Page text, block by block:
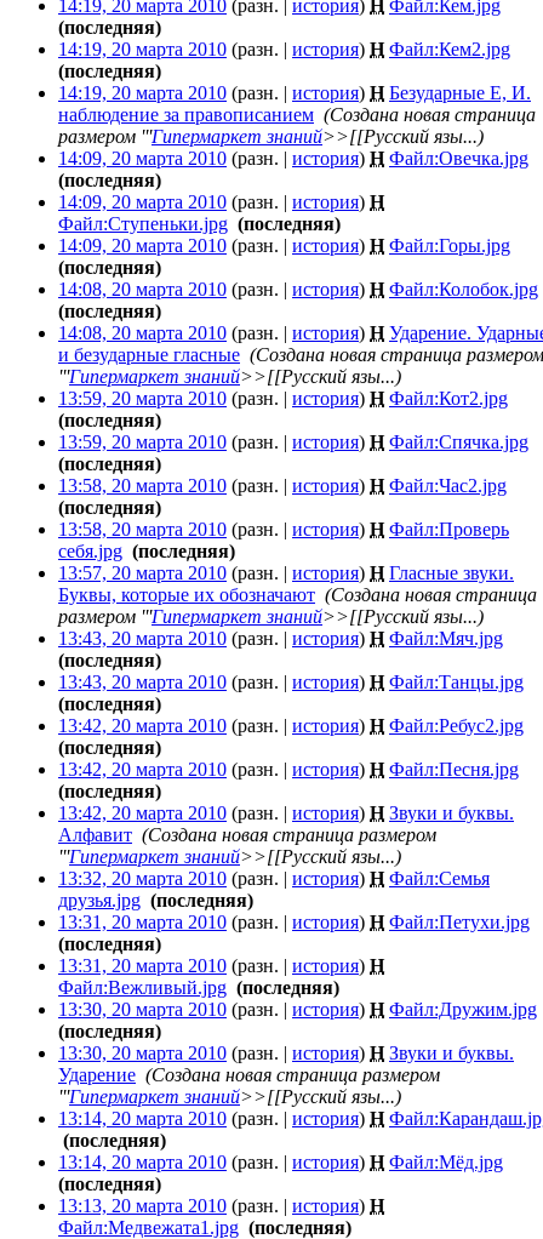
14:19, 20 марта 2010 (разн. | история) Н Файл:Кем.jpg
(последняя)
14:19, 20 марта 2010 (разн. | история) Н Файл:Кем2.jpg
(последняя)
14:19, 20 марта 2010 (разн. | история) Н Безударные Е, И.
наблюдение за правописанием (Создана новая страница
размером '''Гипермаркет знаний>>[[Русский язы...)
14:09, 20 марта 2010 (разн. | история) Н Файл:Овечка.jpg
(последняя)
14:09, 20 марта 2010 (разн. | история) Н
Файл:Ступеньки.jpg (последняя)
14:09, 20 марта 2010 (разн. | история) Н Файл:Горы.jpg
(последняя)
14:08, 20 марта 2010 (разн. | история) Н Файл:Колобок.jpg
(последняя)
14:08, 20 марта 2010 (разн. | история) Н Ударение.
и безударные гласные (Создана новая страница размером
'''Гипермаркет знаний>>[[Русский язы...)
13:59, 20 марта 2010 (разн. | история) Н Файл:Кот2.jpg
(последняя)
13:59, 20 марта 2010 (разн. | история) Н Файл:Спячка.jpg
(последняя)
13:58, 20 марта 2010 (разн. | история) Н Файл:Час2.jpg
(последняя)
13:58, 20 марта 2010 (разн. | история) Н Файл:Проверь
себя.jpg (последняя)
13:57, 20 марта 2010 (разн. | история) Н Гласные звуки.
Буквы, которые их обозначают (Создана новая страница
размером '''Гипермаркет знаний>>[[Русский язы...)
13:43, 20 марта 2010 (разн. | история) Н Файл:Мяч.jpg
(последняя)
13:43, 20 марта 2010 (разн. | история) Н Файл:Танцы.jpg
(последняя)
13:42, 20 марта 2010 (разн. | история) Н Файл:Ребус2.jpg
(последняя)
13:42, 20 марта 2010 (разн. | история) Н Файл:Песня.jpg
(последняя)
13:42, 20 марта 2010 (разн. | история) Н Звуки и буквы.
Алфавит (Создана новая страница размером
'''Гипермаркет знаний>>[[Русский язы...)
13:32, 20 марта 2010 (разн. | история) Н Файл:Семья
друзья.jpg (последняя)
13:31, 20 марта 2010 (разн. | история) Н Файл:Петухи.jpg
(последняя)
13:31, 20 марта 2010 (разн. | история) Н
Файл:Вежливый.jpg (последняя)
13:30, 20 марта 2010 (разн. | история) Н Файл:Дружим.jpg
(последняя)
13:30, 20 марта 2010 (разн. | история) Н Звуки и буквы.
Ударение (Создана новая страница размером
'''Гипермаркет знаний>>[[Русский язы...)
13:14, 20 марта 2010 (разн. | история) Н
(последняя)
13:14, 20 марта 2010 (разн. | история) Н Файл:Мёд.jpg
(последняя)
13:13, 20 марта 2010 (разн. | история) Н
Файл:Медвежата1.jpg (последняя)